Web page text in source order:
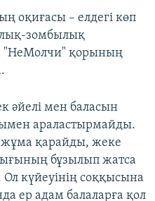
оқиғасы – елдегі көп
зомбылық
"НеМолчи" қорының
әйелі мен баласын
араластырмайды.
жұма қарайды, жеке
бұзылып жатса
күйеуінің соққысына
ер адам балаларға қол